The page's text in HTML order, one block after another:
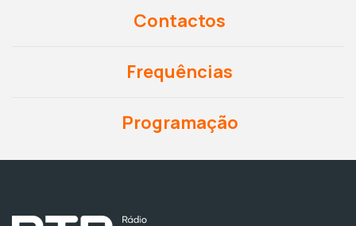
Contactos
Frequências
Programação